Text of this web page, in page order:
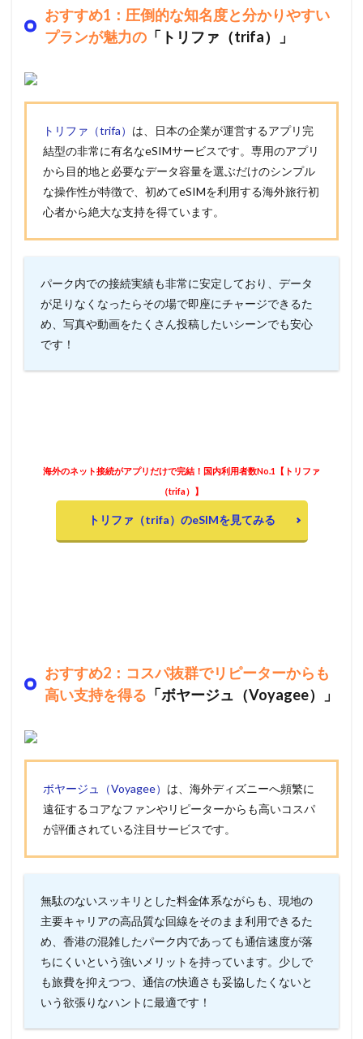
おすすめ1：圧倒的な知名度と分かりやすい
プランが魅力の 「トリファ（trifa）」
トリファ（trifa） は、日本の企業が運営するアプリ完
結型の非常に有名なeSIMサービスです。専用のアプリ
から目的地と必要なデータ容量を選ぶだけのシンプル
な操作性が特徴で、初めてeSIMを利用する海外旅行初
心者から絶大な支持を得ています。
パーク内での接続実績も非常に安定しており、データ
が足りなくなったらその場で即座にチャージできるた
め、写真や動画をたくさん投稿したいシーンでも安心
です！
海外のネット接続がアプリだけで完結！国内利用者数No.1【トリファ
（trifa）】
トリファ（trifa）のeSIMを見てみる
おすすめ2：コスパ抜群でリピーターからも
高い支持を得る 「ボヤージュ（Voyagee）」
ボヤージュ（Voyagee） は、海外ディズニーへ頻繁に
遠征するコアなファンやリピーターからも高いコスパ
が評価されている注目サービスです。
無駄のないスッキリとした料金体系ながらも、現地の
主要キャリアの高品質な回線をそのまま利用できるた
め、香港の混雑したパーク内であっても通信速度が落
ちにくいという強いメリットを持っています。少しで
も旅費を抑えつつ、通信の快適さも妥協したくないと
いう欲張りなハントに最適です！